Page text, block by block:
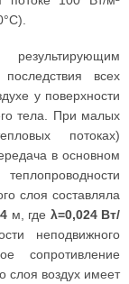
результирующим
всех
у поверхности
тела. При малых
потоках)
в основном
слоя составляла
м, где λ=0,024 Вт/
неподвижного
сопротивление
слоя воздух имеет